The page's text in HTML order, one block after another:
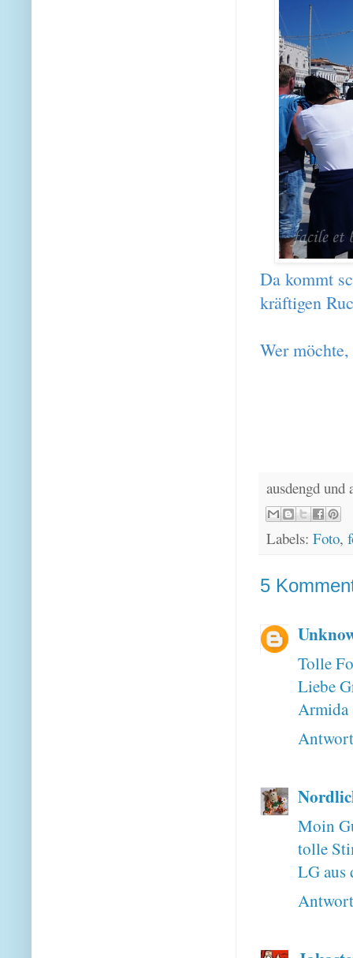
Da kommt
kräftigen
Wer
ausdengd
Labels: Foto,
5
Tolle
Liebe
Armida
Moin
tolle
LG aus